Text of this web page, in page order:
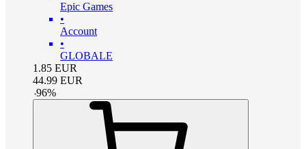
Epic Games
•
Account
•
GLOBALE
1.85 EUR
44.99 EUR
-96%